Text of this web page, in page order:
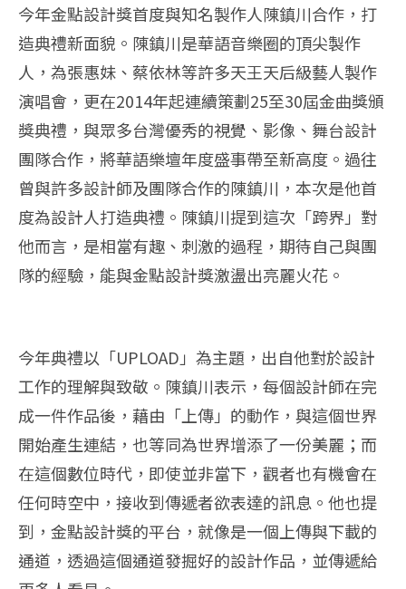
今年金點設計獎首度與知名製作人陳鎮川合作，打
造典禮新面貌。陳鎮川是華語音樂圈的頂尖製作
人，為張惠妹、蔡依林等許多天王天后級藝人製作
演唱會，更在2014年起連續策劃25至30屆金曲獎頒
獎典禮，與眾多台灣優秀的視覺、影像、舞台設計
團隊合作，將華語樂壇年度盛事帶至新高度。過往
曾與許多設計師及團隊合作的陳鎮川，本次是他首
度為設計人打造典禮。陳鎮川提到這次「跨界」對
他而言，是相當有趣、刺激的過程，期待自己與團
隊的經驗，能與金點設計獎激盪出亮麗火花。
今年典禮以「UPLOAD」為主題，出自他對於設計
工作的理解與致敬。陳鎮川表示，每個設計師在完
成一件作品後，藉由「上傳」的動作，與這個世界
開始產生連結，也等同為世界增添了⼀份美麗；而
在這個數位時代，即使並非當下，觀者也有機會在
任何時空中，接收到傳遞者欲表達的訊息。他也提
到，金點設計獎的平台，就像是一個上傳與下載的
通道，透過這個通道發掘好的設計作品，並傳遞給